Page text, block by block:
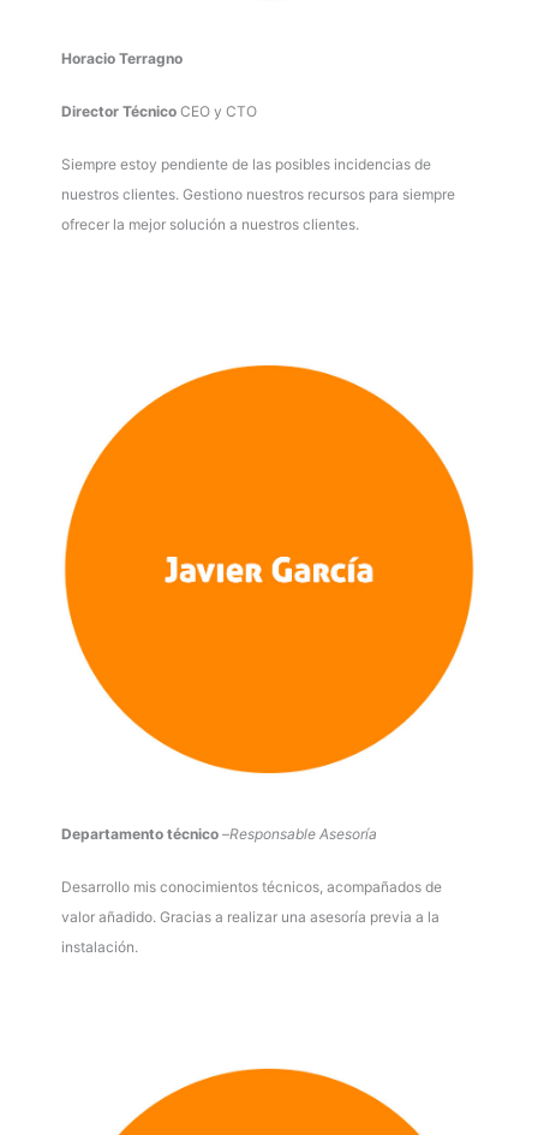
Horacio Terragno
Director Técnico CEO y CTO
Siempre estoy pendiente de las posibles incidencias de
nuestros clientes. Gestiono nuestros recursos para siempre
ofrecer la mejor solución a nuestros clientes.
Departamento técnico –Responsable Asesoría
Desarrollo mis conocimientos técnicos, acompañados de
valor añadido. Gracias a realizar una asesoría previa a la
instalación.